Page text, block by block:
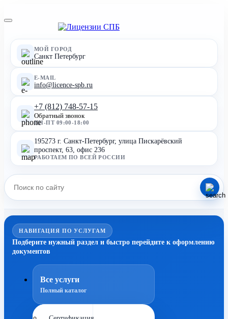
МОЙ ГОРОД
Санкт Петербург
E-MAIL
info@licence-spb.ru
+7 (812) 748-57-15
Обратный звонок
ПН-ПТ 09:00-18:00
195273 г. Санкт-Петербург, улица Пискарёвский
проспект, 63, офис 236
РАБОТАЕМ ПО ВСЕЙ РОССИИ
НАВИГАЦИЯ ПО УСЛУГАМ
Подберите нужный раздел и быстро перейдите к оформлению
документов
Все услуги
Полный каталог